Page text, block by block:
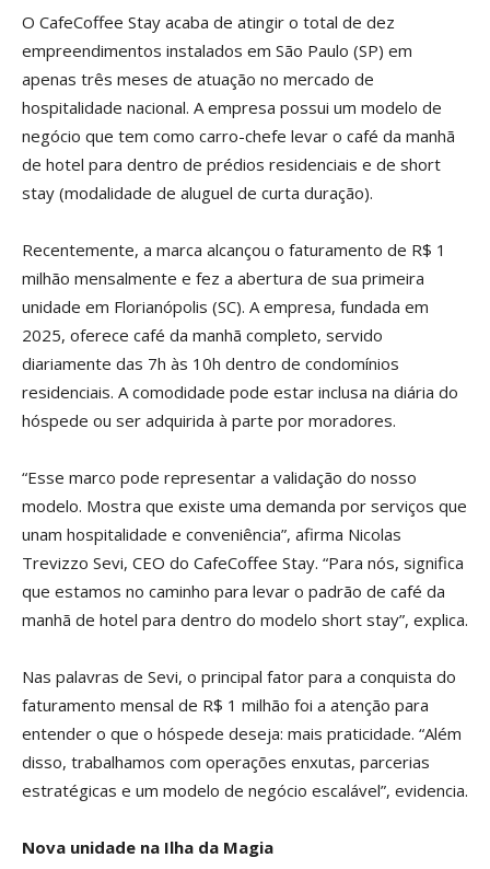
O CafeCoffee Stay acaba de atingir o total de dez
empreendimentos instalados em São Paulo (SP) em
apenas três meses de atuação no mercado de
hospitalidade nacional. A empresa possui um modelo de
negócio que tem como carro-chefe levar o café da manhã
de hotel para dentro de prédios residenciais e de short
stay (modalidade de aluguel de curta duração).
Recentemente, a marca alcançou o faturamento de R$ 1
milhão mensalmente e fez a abertura de sua primeira
unidade em Florianópolis (SC). A empresa, fundada em
2025, oferece café da manhã completo, servido
diariamente das 7h às 10h dentro de condomínios
residenciais. A comodidade pode estar inclusa na diária do
hóspede ou ser adquirida à parte por moradores.
“Esse marco pode representar a validação do nosso
modelo. Mostra que existe uma demanda por serviços que
unam hospitalidade e conveniência”, afirma Nicolas
Trevizzo Sevi, CEO do CafeCoffee Stay. “Para nós, significa
que estamos no caminho para levar o padrão de café da
manhã de hotel para dentro do modelo short stay”, explica.
Nas palavras de Sevi, o principal fator para a conquista do
faturamento mensal de R$ 1 milhão foi a atenção para
entender o que o hóspede deseja: mais praticidade. “Além
disso, trabalhamos com operações enxutas, parcerias
estratégicas e um modelo de negócio escalável”, evidencia.
Nova unidade na Ilha da Magia